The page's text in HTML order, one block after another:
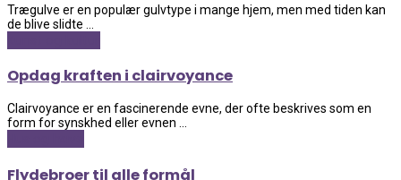
Trægulve er en populær gulvtype i mange hjem, men med tiden kan
de blive slidte ...
Opdag kraften i clairvoyance
Clairvoyance er en fascinerende evne, der ofte beskrives som en
form for synskhed eller evnen ...
Flydebroer til alle formål